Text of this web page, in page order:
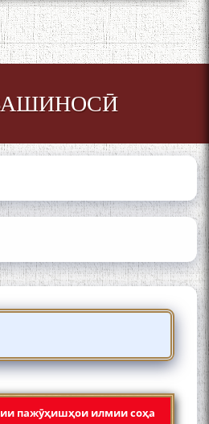
пажӯҳишҳои илмии соҳа
"гап"
БО АҲЛИ
СОМОНӢ
СОХТА